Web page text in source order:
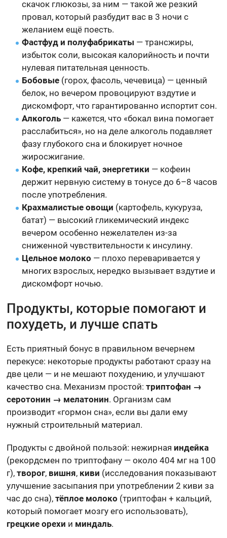
скачок глюкозы, за ним — такой же резкий
провал, который разбудит вас в 3 ночи с
желанием ещё поесть.
Фастфуд и полуфабрикаты — трансжиры,
избыток соли, высокая калорийность и почти
нулевая питательная ценность.
Бобовые (горох, фасоль, чечевица) — ценный
белок, но вечером провоцируют вздутие и
дискомфорт, что гарантированно испортит сон.
Алкоголь — кажется, что «бокал вина помогает
расслабиться», но на деле алкоголь подавляет
фазу глубокого сна и блокирует ночное
жиросжигание.
Кофе, крепкий чай, энергетики — кофеин
держит нервную систему в тонусе до 6–8 часов
после употребления.
Крахмалистые овощи (картофель, кукуруза,
батат) — высокий гликемический индекс
вечером особенно нежелателен из-за
сниженной чувствительности к инсулину.
Цельное молоко — плохо переваривается у
многих взрослых, нередко вызывает вздутие и
дискомфорт ночью.
Продукты, которые помогают и
похудеть, и лучше спать
Есть приятный бонус в правильном вечернем
перекусе: некоторые продукты работают сразу на
две цели — и не мешают похудению, и улучшают
качество сна. Механизм простой:триптофан →
серотонин → мелатонин. Организм сам
производит «гормон сна», если вы дали ему
нужный строительный материал.
Продукты с двойной пользой: нежирная индейка
(рекордсмен по триптофану — около 404 мг на 100
г),творог, вишня, киви (исследования показывают
улучшение засыпания при употреблении 2 киви за
час до сна),тёплое молоко (триптофан + кальций,
который помогает мозгу его использовать),
грецкие орехи и миндаль.